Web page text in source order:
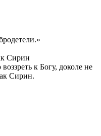
Сирин
к Богу, доколе не
Сирин.